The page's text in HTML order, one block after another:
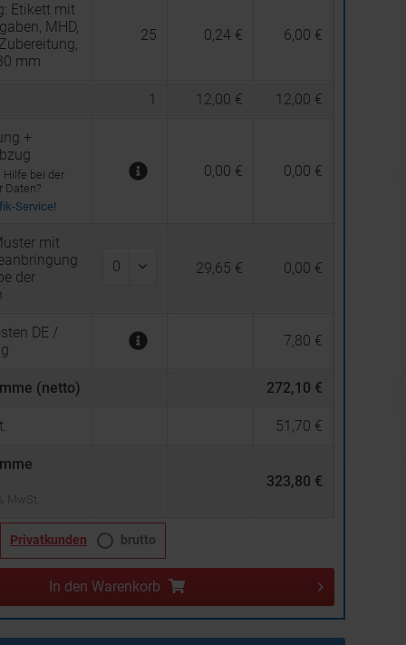
Etikett mit
MHD,
mm
25 0,24 € 6,00 €
1 12,00 € 12,00 €
+
Hilfe bei der
Daten?
Service!
0,00 € 0,00 €
mit
der
29,65 € 0,00 €
DE /
7,80 €
(netto) 272,10 €
51,70 €
MwSt.
323,80 €
Privatkunden brutto
In den Warenkorb